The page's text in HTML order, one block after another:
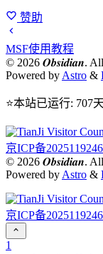
赞助
MSF使用教程
© 2026 𝑶𝒃𝒔𝒊𝒅𝒊𝒂𝒏.
Powered by Astro &
⭐本站已运行: 707
京ICP备
© 2026 𝑶𝒃𝒔𝒊𝒅𝒊𝒂𝒏.
Powered by Astro &
京ICP备
1